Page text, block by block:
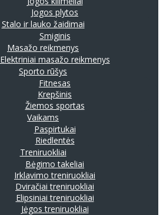
Jogos plytos
Stalo ir lauko žaidimai
Smiginis
Masažo reikmenys
Elektriniai masažo reikmenys
Sporto rūšys
Fitnesas
Krepšinis
Žiemos sportas
Vaikams
Paspirtukai
Riedlentės
Treniruokliai
Bėgimo takeliai
Irklavimo treniruokliai
Dviračiai treniruokliai
Elipsiniai treniruokliai
Jėgos treniruokliai